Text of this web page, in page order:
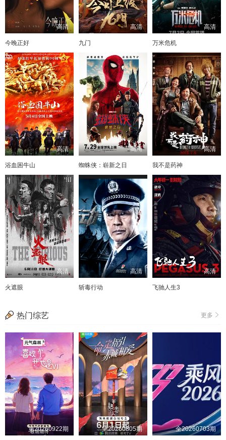
高清
今晚正好
高清
九门
高清
万米危机
高清
浴血困牛山
高清
蜘蛛侠：崭新之日
高清
我不是药神
高清
火遮眼
高清
斩毒行动
高清
飞驰人生3
更多
热门综艺
第20260922期 第20260805期 全20260703期